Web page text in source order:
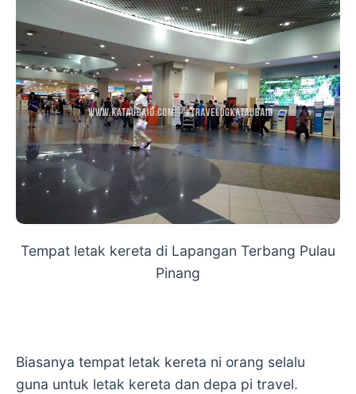
Tempat letak kereta di Lapangan Terbang Pulau
Pinang
Biasanya tempat letak kereta ni orang selalu
guna untuk letak kereta dan depa pi travel.